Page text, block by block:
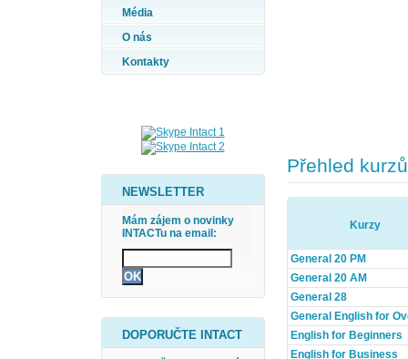
Média
O nás
Kontakty
NEWSLETTER
Mám zájem o novinky
INTACTu na email:
DOPORUČTE INTACT
Přehled kurzů
Kurzy
General 20 PM
General 20 AM
General 28
General English for
English for Beginners
English for Business